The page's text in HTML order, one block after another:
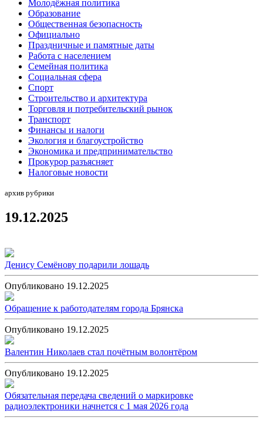
Молодёжная политика
Образование
Общественная безопасность
Официально
Праздничные и памятные даты
Работа с населением
Семейная политика
Социальная сфера
Спорт
Строительство и архитектура
Торговля и потребительский рынок
Транспорт
Финансы и налоги
Экология и благоустройство
Экономика и предпринимательство
Прокурор разъясняет
Налоговые новости
архив рубрики
19.12.2025
Денису Семёнову подарили лошадь
Опубликовано 19.12.2025
Обращение к работодателям города Брянска
Опубликовано 19.12.2025
Валентин Николаев стал почётным волонтёром
Опубликовано 19.12.2025
Обязательная передача сведений о маркировке
радиоэлектроники начнется с 1 мая 2026 года